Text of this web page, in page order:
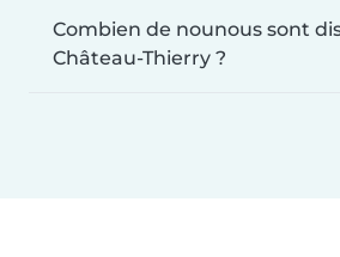
Combien de nounous sont
Château-Thierry ?